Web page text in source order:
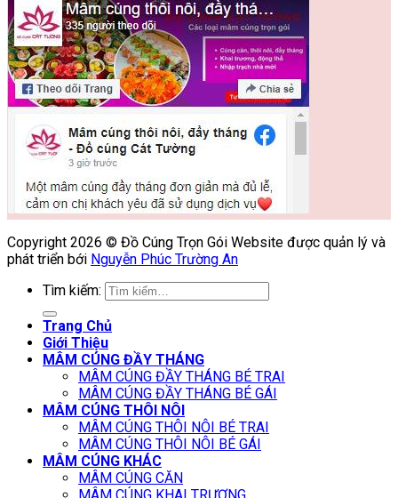
Copyright 2026 © Đồ Cúng Trọn Gói Website được quản lý và
phát triển bới Nguyễn Phúc Trường An
Tìm kiếm:
Trang Chủ
Giới Thiệu
MÂM CÚNG ĐẦY THÁNG
MÂM CÚNG ĐẦY THÁNG BÉ TRAI
MÂM CÚNG ĐẦY THÁNG BÉ GÁI
MÂM CÚNG THÔI NÔI
MÂM CÚNG THÔI NÔI BÉ TRAI
MÂM CÚNG THÔI NÔI BÉ GÁI
MÂM CÚNG KHÁC
MÂM CÚNG CĂN
MÂM CÚNG KHAI TRƯƠNG